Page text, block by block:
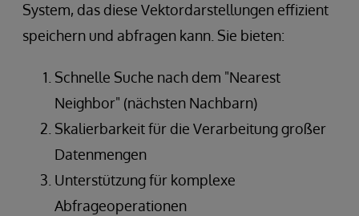
System, das diese Vektordarstellungen effizient
speichern und abfragen kann. Sie bieten:
Schnelle Suche nach dem "Nearest
Neighbor" (nächsten Nachbarn)
Skalierbarkeit für die Verarbeitung großer
Datenmengen
Unterstützung für komplexe
Abfrageoperationen